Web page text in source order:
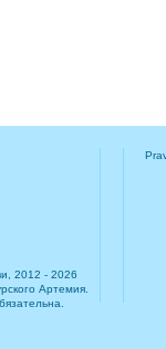
2012 - 2026
Артемия.